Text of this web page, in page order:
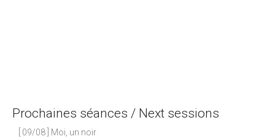
Prochaines séances / Next sessions
[ 09/08 ] Moi, un noir